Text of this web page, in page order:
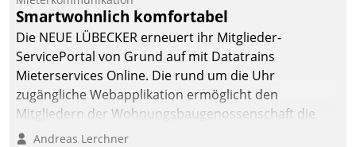
Smartwohnlich komfortabel
Die NEUE LÜBECKER erneuert ihr Mitglieder-
ServicePortal von Grund auf mit Datatrains
Mieterservices Online. Die rund um die Uhr
zugängliche Webapplikation ermöglicht den
Mitgliedern der Wohnungs­bau­genossenschaft die
Kontaktaufnahme per Smartphone, Tablet oder PC.
Andreas Lerchner